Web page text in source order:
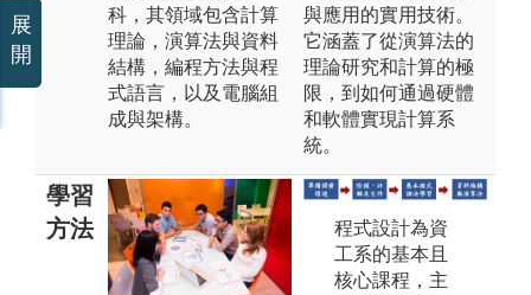
科，其領域包含計算
理論，演算法與資料
結構，編程方法與程
式語言，以及電腦組
成與架構。
與應用的實用技術。
它涵蓋了從演算法的
理論研究和計算的極
限，到如何通過硬體
和軟體實現計算系
統。
學習
方法
程式設計為資
工系的基本且
核心課程，主
展
開